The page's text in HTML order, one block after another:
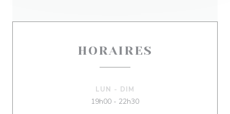
HORAIRES
LUN - DIM
19h00 - 22h30